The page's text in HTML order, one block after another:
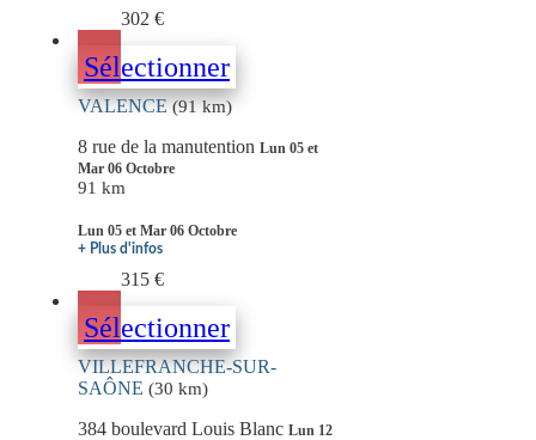
302 €
Sélectionner
VALENCE(91 km)
8 rue de la manutention Lun 05 et
Mar 06 Octobre
91 km
Lun 05 et Mar 06 Octobre
+ Plus d'infos
315 €
Sélectionner
VILLEFRANCHE-SUR-
SAÔNE (30 km)
384 boulevard Louis Blanc Lun 12